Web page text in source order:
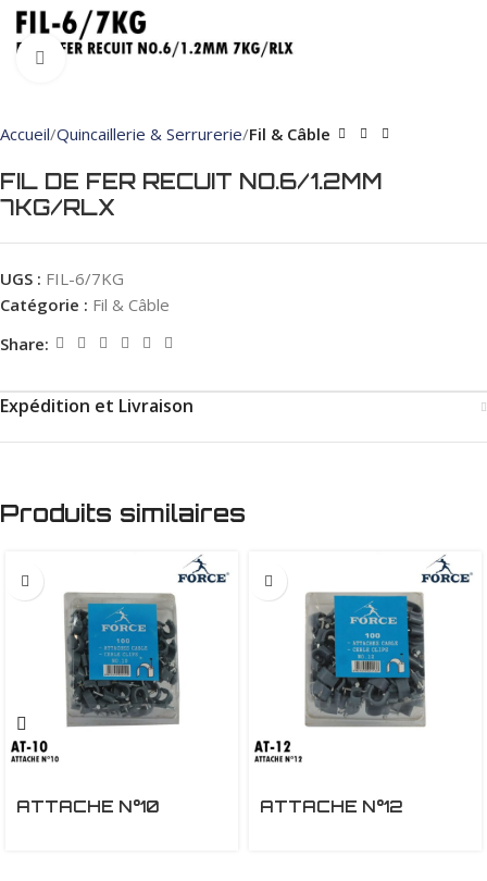
Click to enlarge
Accueil Quincaillerie & Serrurerie Fil & Câble
FIL DE FER RECUIT NO.6/1.2MM
7KG/RLX
UGS : FIL-6/7KG
Catégorie : Fil & Câble
Share:
Expédition et Livraison
Produits similaires
ATTACHE N°10 ATTACHE N°12